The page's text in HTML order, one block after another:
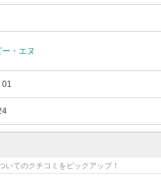
ー・エヌ
01
いてのクチコミをピックアップ！